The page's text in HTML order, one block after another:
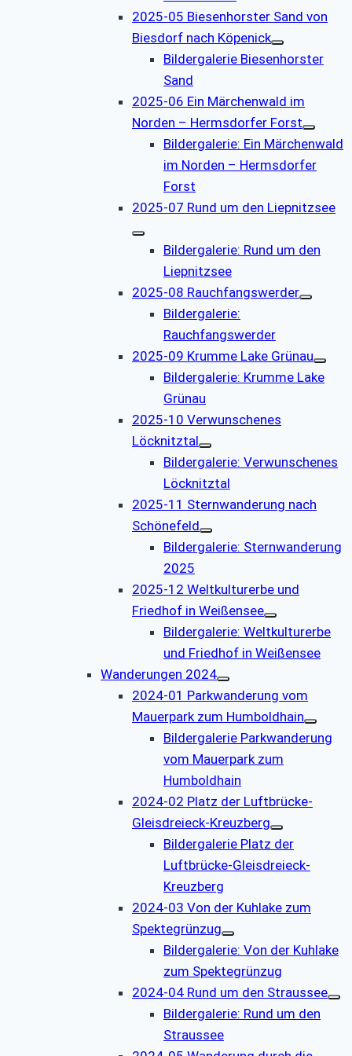
2025-05 Biesenhorster Sand von
Biesdorf nach Köpenick
Bildergalerie Biesenhorster
Sand
2025-06 Ein Märchenwald im
Norden – Hermsdorfer Forst
Bildergalerie: Ein Märchenwald
im Norden – Hermsdorfer
Forst
2025-07 Rund um den Liepnitzsee
Bildergalerie: Rund um den
Liepnitzsee
2025-08 Rauchfangswerder
Bildergalerie:
Rauchfangswerder
2025-09 Krumme Lake Grünau
Bildergalerie: Krumme Lake
Grünau
2025-10 Verwunschenes
Löcknitztal
Bildergalerie: Verwunschenes
Löcknitztal
2025-11 Sternwanderung nach
Schönefeld
Bildergalerie: Sternwanderung
2025
2025-12 Weltkulturerbe und
Friedhof in Weißensee
Bildergalerie: Weltkulturerbe
und Friedhof in Weißensee
Wanderungen 2024
2024-01 Parkwanderung vom
Mauerpark zum Humboldhain
Bildergalerie Parkwanderung
vom Mauerpark zum
Humboldhain
2024-02 Platz der Luftbrücke-
Gleisdreieck-Kreuzberg
Bildergalerie Platz der
Luftbrücke-Gleisdreieck-
Kreuzberg
2024-03 Von der Kuhlake zum
Spektegrünzug
Bildergalerie: Von der Kuhlake
zum Spektegrünzug
2024-04 Rund um den Straussee
Bildergalerie: Rund um den
Straussee